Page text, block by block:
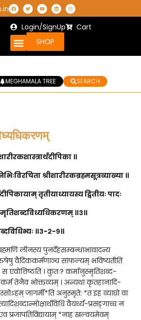
Login/SignUp
Cart
SHOP
MEGHAMALA TREE SEARCH
॥
श्रीशारीरकब्रह्मसूत्रव्याख्या ॥
तृतीयाध्यायस्य द्वितीयः पादः
॥३॥
॥३-२-९॥
लीनस्य पुनर्देहसम्बन्धाभावादन्य
वैदिककर्मणाञ्च साफल्यम् भविष्यतीति
एवोत्तिष्ठति । कुतः? कर्मानुस्मृतिशब्द-
कर्म तेनैव भोक्तव्यम् । अन्यथा कृतहानादि-
जागर्मी*ति अनुस्मृते: *त इह व्याघ्रो वा
वैयर्थ्य-प्रसङ्गाच्च न
प्रजापतिविद्यायाम् *नाह खल्वयमेवम्